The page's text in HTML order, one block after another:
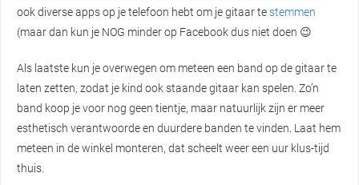
ook diverse apps op je telefoon hebt om je gitaar testemmen
(maar dan kun je NOG minder op Facebook dus niet doen 😉
Als laatste kun je overwegen om meteen een band op de gitaar te
laten zetten, zodat je kind ook staande gitaar kan spelen. Zo’n
band koop je voor nog geen tientje, maar natuurlijk zijn er meer
esthetisch verantwoorde en duurdere banden te vinden. Laat hem
meteen in de winkel monteren, dat scheelt weer een uur klus-tijd
thuis.